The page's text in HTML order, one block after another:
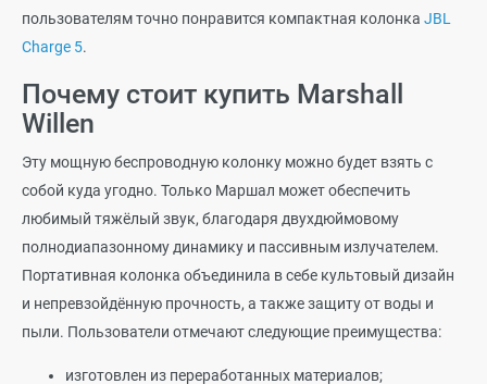
пользователям точно понравится компактная колонка JBL
Charge 5.
Почему стоит купить Marshall
Willen
Эту мощную беспроводную колонку можно будет взять с
собой куда угодно. Только Маршал может обеспечить
любимый тяжёлый звук, благодаря двухдюймовому
полнодиапазонному динамику и пассивным излучателем.
Портативная колонка объединила в себе культовый дизайн
и непревзойдённую прочность, а также защиту от воды и
пыли. Пользователи отмечают следующие преимущества:
изготовлен из переработанных материалов;